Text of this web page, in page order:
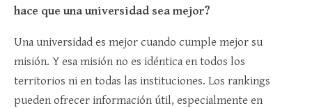
hace que una universidad sea mejor?
Una universidad es mejor cuando cumple mejor su
misión. Y esa misión no es idéntica en todos los
territorios ni en todas las instituciones. Los rankings
pueden ofrecer información útil, especialmente en